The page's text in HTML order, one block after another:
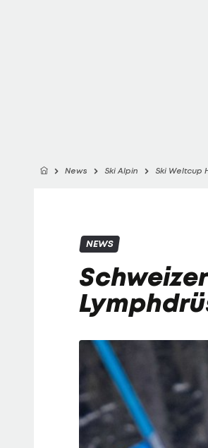
News Ski Alpin Ski Weltcup
NEWS